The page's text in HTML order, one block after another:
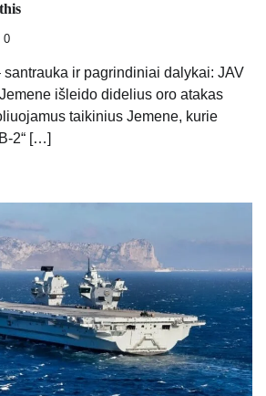
0
santrauka ir pagrindiniai dalykai: JAV
išleido didelius oro atakas
taikinius Jemene, kurie
2“ […]